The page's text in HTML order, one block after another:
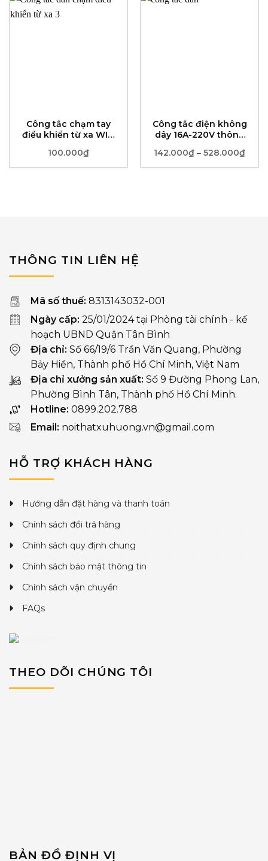
Công tắc chạm tay
điều khiển từ xa WIFI
vuông 86 thông minh
100.000₫
Công tắc điện không
dây 16A-220V thông
RF-433 (dán tuỳ ý)
142.000₫ – 528.000₫
từ
THÔNG TIN LIÊN HỆ
Mã số thuế: 8313143032-001
Ngày cấp: 25/01/2024 tại Phòng tài chính - kế
hoạch UBND Quận Tân Bình
Địa chỉ: Số 66/19/6 Trần Văn Quang, Phường
Bảy Hiền, Thành phố Hồ Chí Minh, Việt Nam
Địa chỉ xưởng sản xuất: Số 9 Đường Phong Lan,
Phường Bình Tân, Thành phố Hồ Chí Minh.
Hotline: 0899.202.788
Email: noithatxuhuong.vn@gmail.com
HỖ TRỢ KHÁCH HÀNG
Hướng dẫn đặt hàng và thanh toán
Chính sách đổi trả hàng
Chính sách quy định chung
Chính sách bảo mật thông tin
Chính sách vận chuyển
FAQs
THEO DÕI CHÚNG TÔI
BẢN ĐỒ ĐỊNH VỊ